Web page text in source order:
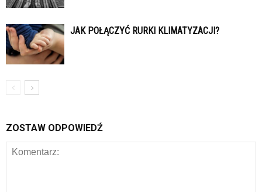
JAK POŁĄCZYĆ RURKI KLIMATYZACJI?
ZOSTAW ODPOWIEDŹ